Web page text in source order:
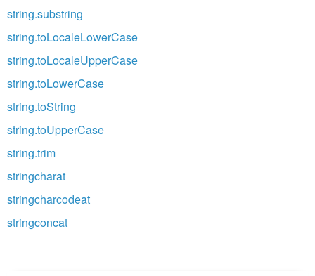
string.substring
string.toLocaleLowerCase
string.toLocaleUpperCase
string.toLowerCase
string.toString
string.toUpperCase
string.trim
stringcharat
stringcharcodeat
stringconcat